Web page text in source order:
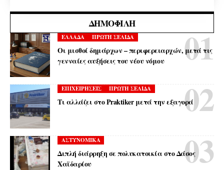
ΔΗΜΟΦΙΛΉ
ΕΛΛΑΔΑ ΠΡΩΤΗ ΣΕΛΙΔΑ
Οι μισθοί δημάρχων – περιφερειαρχών, μετά τις
γενναίες αυξήσεις του νέου νόμου
ΕΠΙΧΕΙΡΗΣΕΙΣ ΠΡΩΤΗ ΣΕΛΙΔΑ
Τι αλλάζει στο Praktiker μετά την εξαγορά
ΑΣΤΥΝΟΜΙΚΑ
Διπλή διάρρηξη σε πολυκατοικία στο Δάσος
Χαϊδαρίου